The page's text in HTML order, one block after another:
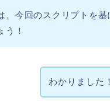
、今回のスクリプトを基
う！
わかりました！